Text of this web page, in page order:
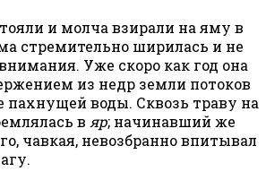
и молча взирали на яму в
стремительно ширилась и не
Уже скоро как год она
из недр земли потоков
пахнущей воды. Сквозь траву на
в яр; начинавший же
чавкая, невозбранно впитывал